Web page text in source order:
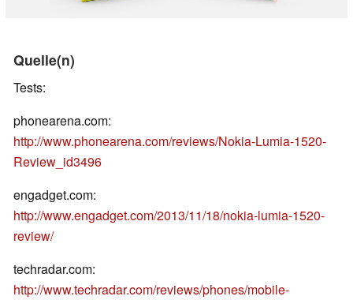
Quelle(n)
Tests:
phonearena.com:
http://www.phonearena.com/reviews/Nokia-Lumia-1520-
Review_id3496
engadget.com:
http://www.engadget.com/2013/11/18/nokia-lumia-1520-
review/
techradar.com:
http://www.techradar.com/reviews/phones/mobile-